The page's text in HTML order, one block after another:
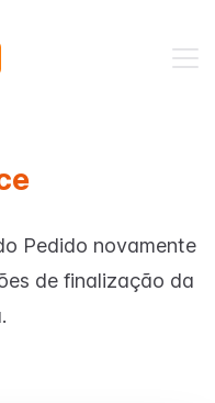
theme
Pedido novamente
de finalização da